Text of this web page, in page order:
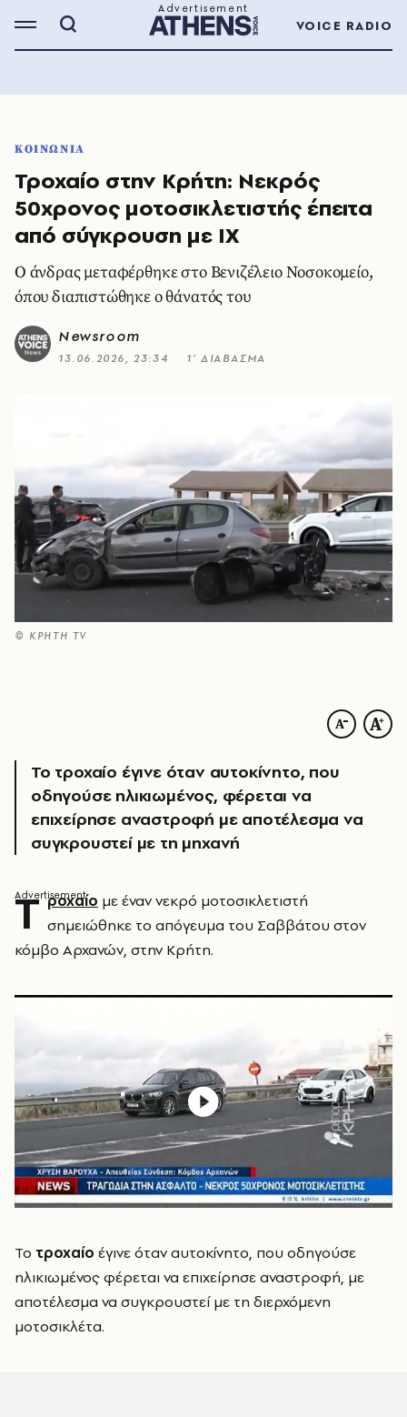
VOICE RADIO
ΚΟΙΝΩΝΙΑ
Τροχαίο στην Κρήτη: Νεκρός
50χρονος μοτοσικλετιστής έπειτα
από σύγκρουση με ΙΧ
Ο άνδρας μεταφέρθηκε στο Βενιζέλειο Νοσοκομείο,
όπου διαπιστώθηκε ο θάνατός του
Newsroom
13.06.2026, 23:34 1’ ΔΙΑΒΑΣΜΑ
© ΚΡΗΤΗ TV
Το τροχαίο έγινε όταν αυτοκίνητο, που
οδηγούσε ηλικιωμένος, φέρεται να
επιχείρησε αναστροφή με αποτέλεσμα να
συγκρουστεί με τη μηχανή
Τ ροχαίο με έναν νεκρό μοτοσικλετιστή
σημειώθηκε το απόγευμα του Σαββάτου στον
κόμβο Αρχανών, στην Κρήτη.
Το τροχαίο έγινε όταν αυτοκίνητο, που οδηγούσε
ηλικιωμένος φέρεται να επιχείρησε αναστροφή, με
αποτέλεσμα να συγκρουστεί με τη διερχόμενη
μοτοσικλέτα.